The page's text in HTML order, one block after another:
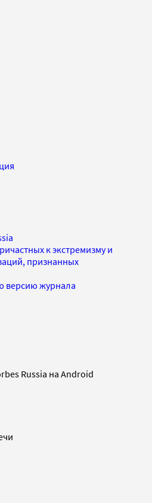
к экстремизму и
признанных
версию журнала
Russia на Android